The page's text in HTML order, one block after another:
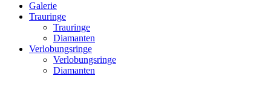
Galerie
Trauringe
Trauringe
Diamanten
Verlobungsringe
Verlobungsringe
Diamanten